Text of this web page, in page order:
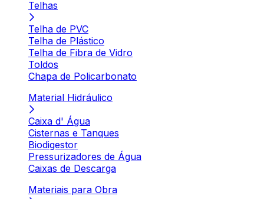
Telhas
Telha de PVC
Telha de Plástico
Telha de Fibra de Vidro
Toldos
Chapa de Policarbonato
Material Hidráulico
Caixa d' Água
Cisternas e Tanques
Biodigestor
Pressurizadores de Água
Caixas de Descarga
Materiais para Obra